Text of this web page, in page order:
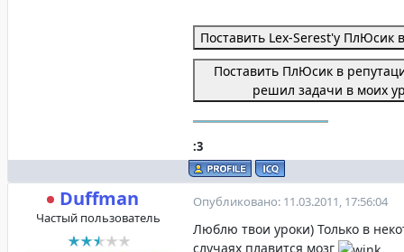
Поставить Lex-Serest'y ПлЮсик
Поставить ПлЮсик в
решил задачи в моих
:3
Duffman
Частый пользователь
Опубликовано: 11.03.2011, 17:56:04
Люблю твои уроки) Только в
случаях плавится мозг